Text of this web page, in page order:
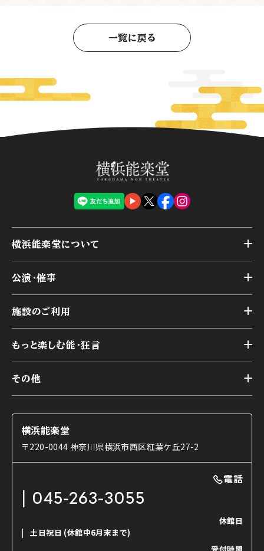
一覧に戻る
横浜能楽堂について
横浜能楽堂が取り組んだ事業
能舞台の歴史と特徴
様々なお客様に向けて
本舞台座席
交通アクセス
公演・催事
アーカイブ
施設のご利用
第二舞台
研修室
楽屋
ご利用の流れ
利用料金表
もっと楽しむ能・狂言
能舞台と演じ手
使用する道具
能・狂言の曲目説明
日本の古典芸能
その他
コラム
OTABISHO
チケット購入方法
ご寄附について
横浜能楽堂
〒220-0044 神奈川県横浜市西区紅葉ケ丘27-2
電話
045-263-3055
休館日
土日祝日 (休館中6月末まで)